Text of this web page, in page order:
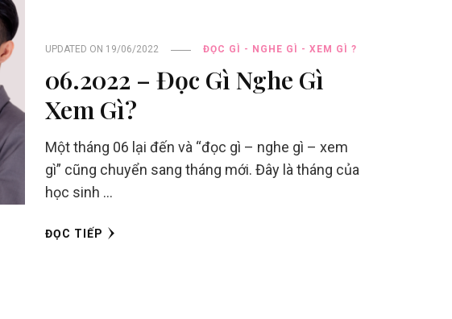
UPDATED ON 19/06/2022 ĐỌC GÌ - NGHE GÌ - XEM GÌ ?
06.2022 – Đọc Gì Nghe Gì
Xem Gì?
Một tháng 06 lại đến và “đọc gì – nghe gì – xem
gì” cũng chuyển sang tháng mới. Đây là tháng của
học sinh …
ĐỌC TIẾP